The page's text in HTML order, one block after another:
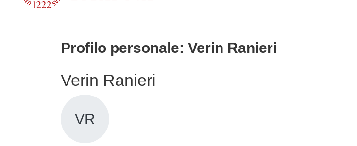
Profilo personale: Verin Ranieri
Verin Ranieri
VR